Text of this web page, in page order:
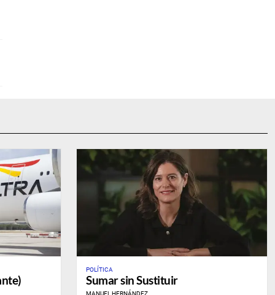
POLÍTICA
Sumar sin Sustituir
MANUEL HERNÁNDEZ